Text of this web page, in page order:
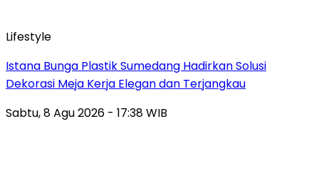
Lifestyle
Istana Bunga Plastik Sumedang Hadirkan Solusi
Dekorasi Meja Kerja Elegan dan Terjangkau
Sabtu, 8 Agu 2026 - 17:38 WIB